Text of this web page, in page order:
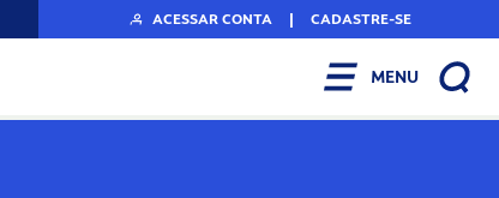
ACESSAR CONTA | CADASTRE-SE
MENU